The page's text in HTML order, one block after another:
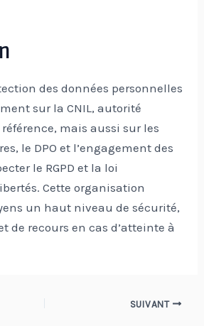
des données personnelles
sur la CNIL, autorité
mais aussi sur les
le DPO et l’engagement des
le RGPD et la loi
Cette organisation
un haut niveau de sécurité,
de recours en cas d’atteinte à
SUIVANT